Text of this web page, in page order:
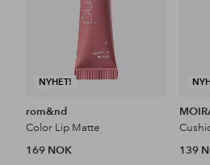
NYHET!
rom&nd
Color Lip Matte
169 NOK
139